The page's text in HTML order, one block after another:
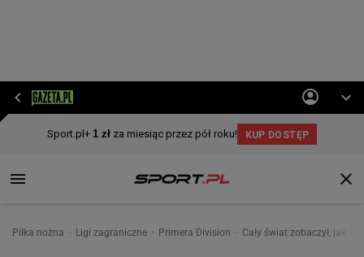
Piłka nożna Ligi zagraniczne Primera Division Cały świat zobaczył, jak